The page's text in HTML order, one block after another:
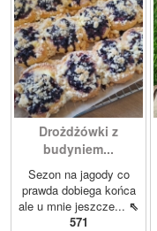
Drożdżówki z
budyniem...
Sezon na jagody co
prawda dobiega końca
ale u mnie jeszcze... ⇖
571